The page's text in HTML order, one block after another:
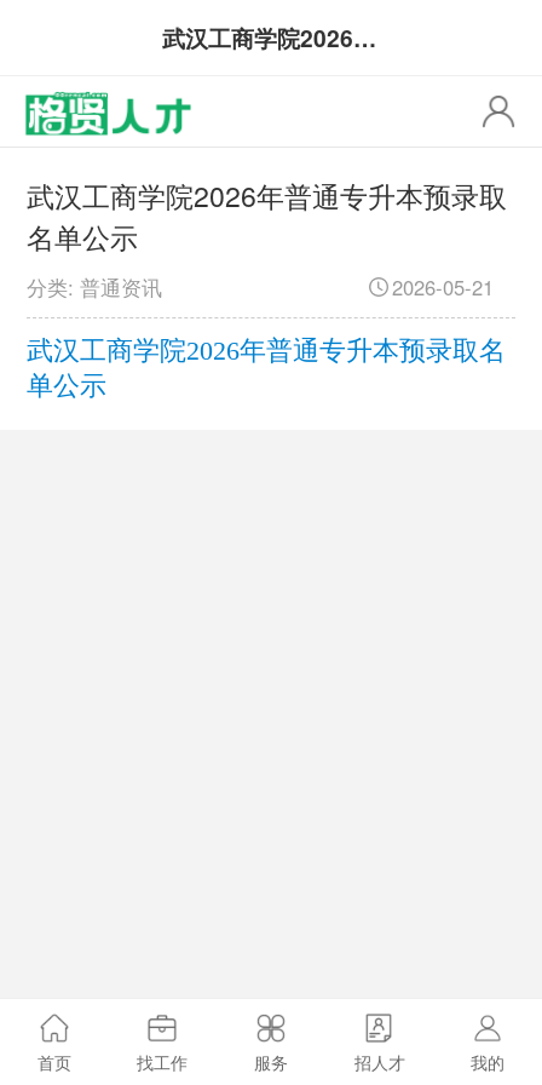
武汉工商学院2026年普通专升本预录取名单公示
武汉工商学院2026年普通专升本预录取
名单公示
分类: 普通资讯 2026-05-21
武汉工商学院2026年普通专升本预录取名
单公示
首页 找工作 服务 招人才 我的